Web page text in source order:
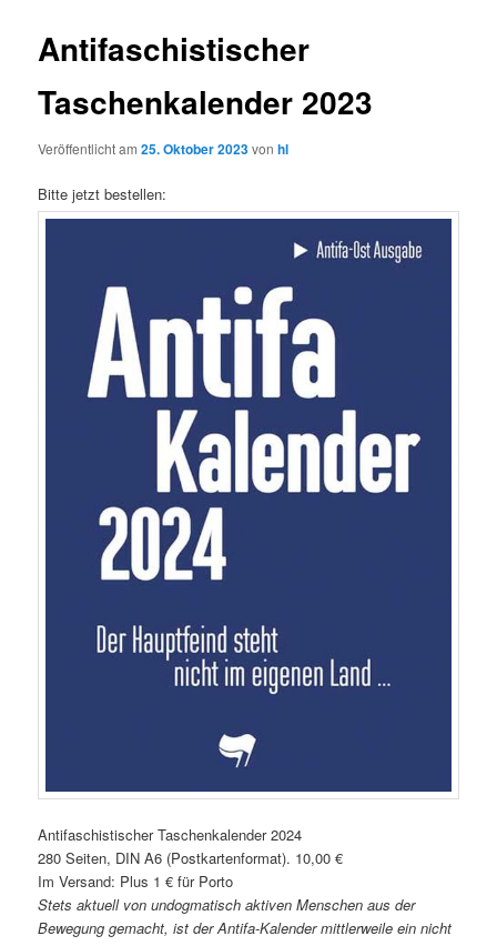
Antifaschistischer
Taschenkalender 2023
Veröffentlicht am25. Oktober 2023vonhl
Bitte jetzt bestellen:
Antifaschistischer Taschenkalender 2024
280 Seiten, DIN A6 (Postkartenformat). 10,00 €
Im Versand: Plus 1 € für Porto
Stets aktuell von undogmatisch aktiven Menschen aus der
Bewegung gemacht, ist der Antifa-Kalender mittlerweile ein nicht